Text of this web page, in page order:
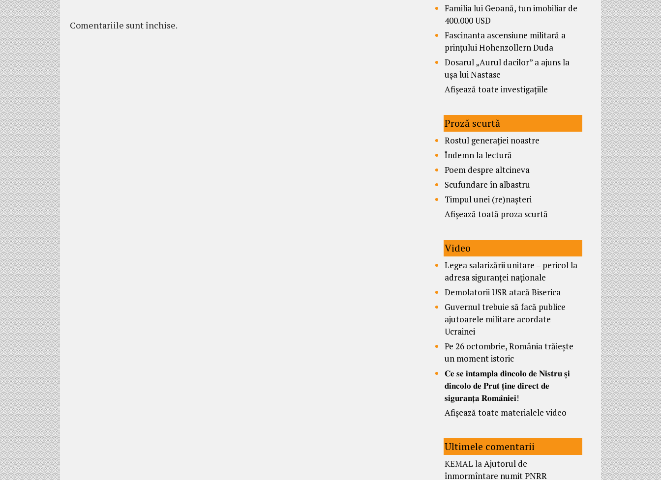
Comentariile sunt închise.
Familia lui Geoană, tun imobiliar de
400.000 USD
Fascinanta ascensiune militară a
prințului Hohenzollern Duda
Dosarul „Aurul dacilor” a ajuns la
ușa lui Nastase
Afișează toate investigațiile
Proză scurtă
Rostul generației noastre
Îndemn la lectură
Poem despre altcineva
Scufundare în albastru
Timpul unei (re)nașteri
Afișează toată proza scurtă
Video
Legea salarizării unitare – pericol la
adresa siguranței naționale
Demolatorii USR atacă Biserica
Guvernul trebuie să facă publice
ajutoarele militare acordate
Ucrainei
Pe 26 octombrie, România trăiește
un moment istoric
𝐂𝐞 𝐬𝐞 𝐢𝐧𝐭𝐚𝐦𝐩𝐥𝐚 𝐝𝐢𝐧𝐜𝐨𝐥𝐨 𝐝𝐞 𝐍𝐢𝐬𝐭𝐫𝐮 𝐬̦𝐢
𝐝𝐢𝐧𝐜𝐨𝐥𝐨 𝐝𝐞 𝐏𝐫𝐮𝐭 𝐭̦𝐢𝐧𝐞 𝐝𝐢𝐫𝐞𝐜𝐭 𝐝𝐞
𝐬𝐢𝐠𝐮𝐫𝐚𝐧𝐭̦𝐚 𝐑𝐨𝐦𝐚̂𝐧𝐢𝐞𝐢!
Afișează toate materialele video
Ultimele comentarii
KEMAL laAjutorul de
înmormîntare numit PNRR